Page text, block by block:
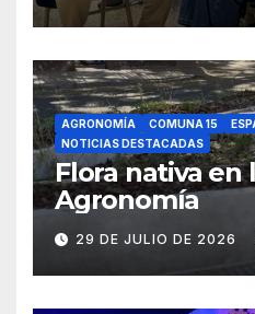
AGRONOMÍA COMUNA 15
NOTICIAS DESTACADAS
Flora nativa en
Agronomía
29 DE JULIO DE 2026